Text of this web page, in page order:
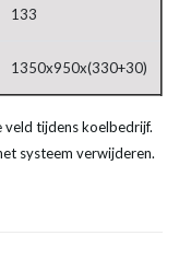
133
1350x950x(330+30)
veld tijdens koelbedrijf.
systeem verwijderen.